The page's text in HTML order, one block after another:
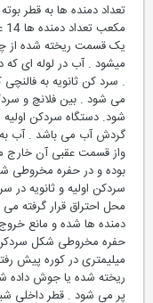
مکعب
یک قسمت ریخته شده از
میشود . آب در لوله ای که
. سرد کن ثانویه به
می شود . بین فلانچ و
شود. دستگاه سردکن اولیه
گردش آب می باشد . آب
واز قسمت عقبی آن خارج
بوده و در حفره مخروطی
سردکن اولیه و ثانویه در
محل احتراق قرار گرفته می
دمنده ها شده و مانع خروج
میلیمتری در کوره پیش
ریخته شده یا جوش داده